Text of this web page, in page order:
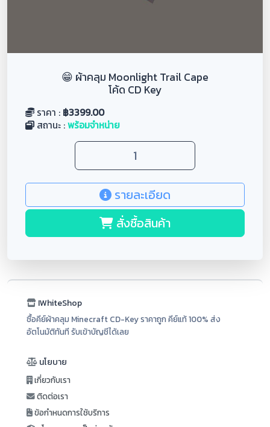
😁 ผ้าคลุม Moonlight Trail Cape
โค้ด CD Key
ราคา : ฿3399.00
สถานะ :พร้อมจำหน่าย
รายละเอียด
สั่งซื้อสินค้า
IWhiteShop
ซื้อคีย์ผ้าคลุม Minecraft CD-Key ราคาถูก คีย์แท้ 100% ส่ง
อัตโนมัติทันที รับเข้าบัญชีได้เลย
นโยบาย
เกี่ยวกับเรา
ติดต่อเรา
ข้อกำหนดการใช้บริการ